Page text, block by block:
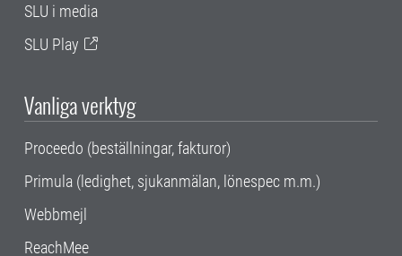
SLU i media
SLU Play
Vanliga verktyg
Proceedo (beställningar, fakturor)
Primula (ledighet, sjukanmälan, lönespec m.m.)
Webbmejl
ReachMee